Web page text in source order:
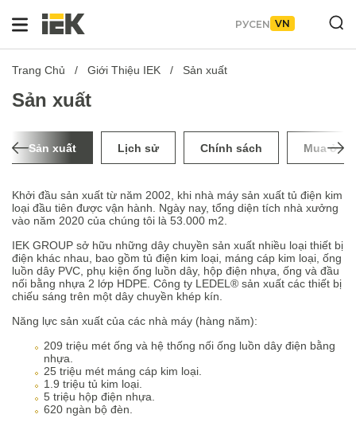
РУСEN VN
Trang Chủ Giới Thiệu IEK Sản xuất
Sản xuất
Sản xuất Lịch sử Chính sách Mua ở
Khởi đầu sản xuất từ năm 2002, khi nhà máy sản xuất tủ điện kim
loại đầu tiên được vận hành. Ngày nay, tổng diện tích nhà xưởng
vào năm 2020 của chúng tôi là 53.000 m2.
IEK GROUP sở hữu những dây chuyền sản xuất nhiều loại thiết bị
điện khác nhau, bao gồm tủ điện kim loại, máng cáp kim loại, ống
luồn dây PVC, phụ kiện ống luồn dây, hộp điện nhựa, ống và đầu
nối bằng nhựa 2 lớp HDPE. Công ty LEDEL® sản xuất các thiết bị
chiếu sáng trên một dây chuyền khép kín.
Năng lực sản xuất của các nhà máy (hàng năm):
209 triệu mét ống và hệ thống nối ống luồn dây điện bằng
nhựa.
25 triệu mét máng cáp kim loại.
1.9 triệu tủ kim loại.
5 triệu hộp điện nhựa.
620 ngàn bộ đèn.